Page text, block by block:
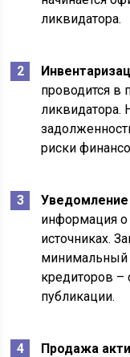
ликвидатора.
проводится в
ликвидатора.
риски
информация
источниках.
минимальный
кредиторов –
публикации.
Продажа